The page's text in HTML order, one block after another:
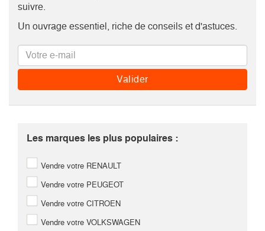
suivre.
Un ouvrage essentiel, riche de conseils et d'astuces.
Les marques les plus populaires :
Vendre votre RENAULT
Vendre votre PEUGEOT
Vendre votre CITROEN
Vendre votre VOLKSWAGEN